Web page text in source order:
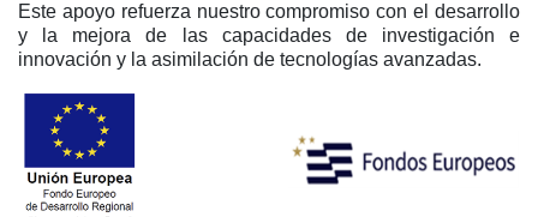
Este apoyo refuerza nuestro compromiso con el desarrollo
y la mejora de las capacidades de investigación e
innovación y la asimilación de tecnologías avanzadas.